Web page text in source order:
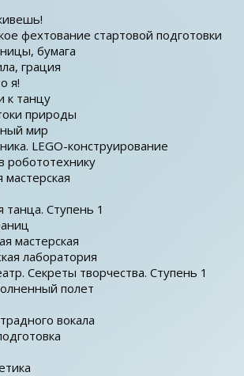
фехтование стартовой подготовки
бумага
грация
я!
к танцу
природы
мир
LEGO-конструирование
робототехнику
мастерская
танца. Ступень 1
мастерская
лаборатория
Секреты творчества. Ступень 1
полет
вокала